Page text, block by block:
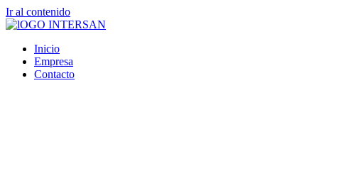
Ir al contenido
Inicio
Empresa
Contacto